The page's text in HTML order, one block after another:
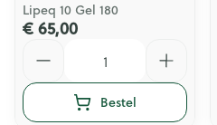
Lipeq 10 Gel 180
€ 65,00
Bestel